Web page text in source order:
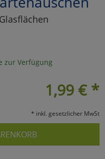
zur Verfügung
1,99 € *
* inkl. gesetzlicher MwSt